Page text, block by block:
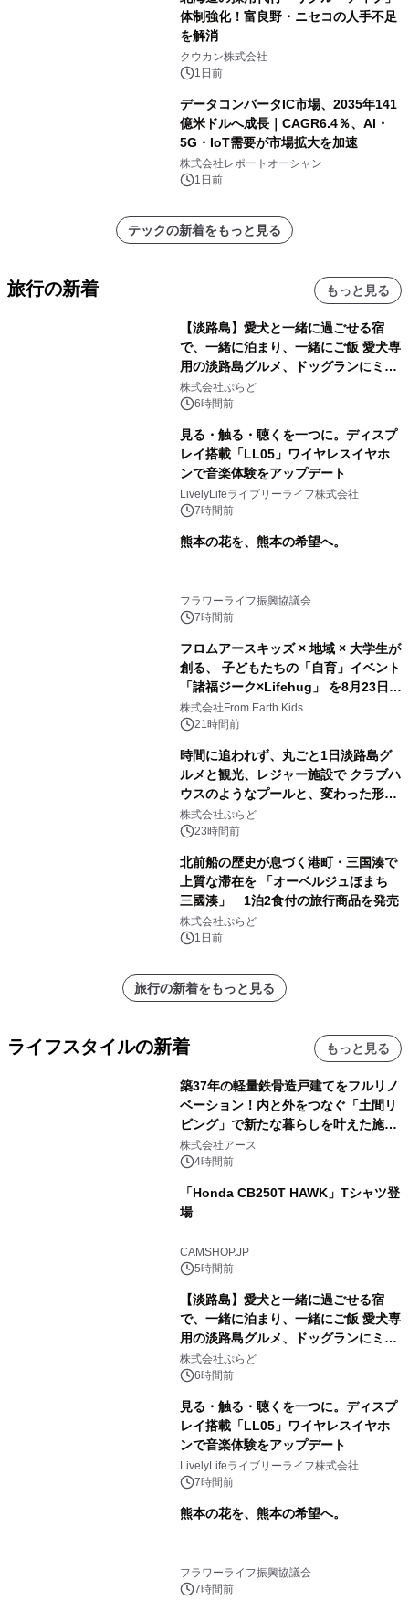
体制強化！富良野・ニセコの人手不足
を解消
クウカン株式会社
1日前
データコンバータIC市場、2035年141
億米ドルへ成長｜CAGR6.4％、AI・
5G・IoT需要が市場拡大を加速
株式会社レポートオーシャン
1日前
テックの新着をもっと見る
旅行の新着 もっと見る
【淡路島】愛犬と一緒に過ごせる宿
で、一緒に泊まり、一緒にご飯 愛犬専
用の淡路島グルメ、ドッグランにミニ
プール グランピングとトレーラーハウ
スの2施設で
株式会社ぷらど
6時間前
見る・触る・聴くを一つに。ディスプ
レイ搭載「LL05」ワイヤレスイヤホ
ンで音楽体験をアップデート
LivelyLifeライブリーライフ株式会社
7時間前
熊本の花を、熊本の希望へ。
フラワーライフ振興協議会
7時間前
フロムアースキッズ × 地域 × 大学生が
創る、 子どもたちの「自育」イベント
「諸福ジーク×Lifehug」 を8月23日
(日)開催
株式会社From Earth Kids
21時間前
時間に追われず、丸ごと1日淡路島グ
ルメと観光、レジャー施設で クラブハ
ウスのようなプールと、変わった形の
サウナも 「THE BOXY AWAJI」のお
得な素泊まり連泊プランで
株式会社ぷらど
23時間前
北前船の歴史が息づく港町・三国湊で
上質な滞在を 「オーベルジュほまち
三國湊」 1泊2食付の旅行商品を発売
株式会社ぷらど
1日前
旅行の新着をもっと見る
ライフスタイルの新着 もっと見る
築37年の軽量鉄骨造戸建てをフルリノ
ベーション！内と外をつなぐ「土間リ
ビング」で新たな暮らしを叶えた施工
事例を株式会社アースが公開
株式会社アース
4時間前
「Honda CB250T HAWK」Tシャツ登
場
CAMSHOP.JP
5時間前
【淡路島】愛犬と一緒に過ごせる宿
で、一緒に泊まり、一緒にご飯 愛犬専
用の淡路島グルメ、ドッグランにミニ
プール グランピングとトレーラーハウ
スの2施設で
株式会社ぷらど
6時間前
見る・触る・聴くを一つに。ディスプ
レイ搭載「LL05」ワイヤレスイヤホ
ンで音楽体験をアップデート
LivelyLifeライブリーライフ株式会社
7時間前
熊本の花を、熊本の希望へ。
フラワーライフ振興協議会
7時間前